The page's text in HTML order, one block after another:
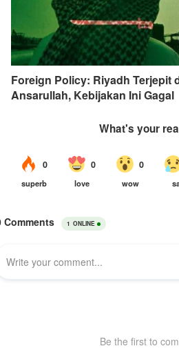
Foreign Policy: Riyadh Terjepit
Ansarullah, Kebijakan Ini Gagal